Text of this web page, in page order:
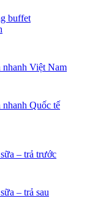
buffet
nhanh Việt Nam
Quốc tế
– trả trước
– trả sau